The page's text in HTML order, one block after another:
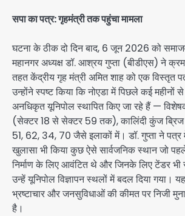
सपा का पत्र: गृहमंत्री तक पहुंचा मामला
घटना के ठीक दो दिन बाद, 6 जून 2026 को
महानगर अध्यक्ष डॉ. आश्रय गुप्ता (बीडीएस) ने
तहत केंद्रीय गृह मंत्री अमित शाह को एक विस्तृत
उन्होंने स्पष्ट किया कि नोएडा में पिछले कई महीनों
अनधिकृत यूनिपोल स्थापित किए जा रहे हैं —
(सेक्टर 18 से सेक्टर 59 तक), कालिंदी कुंज
51, 62, 34, 70 जैसे इलाकों में। डॉ. गुप्ता ने पत्र
खुलासा भी किया कुछ ऐसे सार्वजनिक स्थान जो
निर्माण के लिए आवंटित थे और जिनके लिए टेंडर
उन्हें यूनिपोल विज्ञापन स्थलों में बदल दिया गया।
भ्रष्टाचार और जनसुविधाओं की कीमत पर निजी
है।